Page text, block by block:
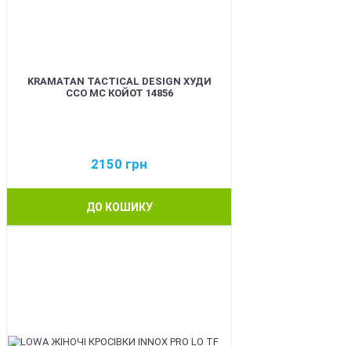
KRAMATAN TACTICAL DESIGN ХУДИ
ССО МС КОЙОТ 14856
2150 грн
ДО КОШИКУ